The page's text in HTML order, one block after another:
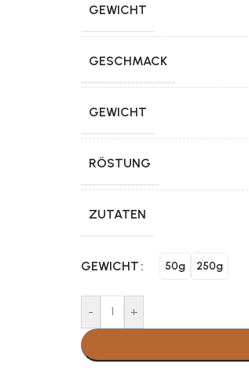
GEWICHT
GESCHMACK
GEWICHT
RÖSTUNG
ZUTATEN
GEWICHT 50g 250g
- +